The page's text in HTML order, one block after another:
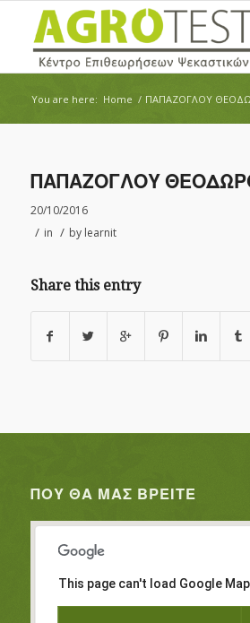
You are here: Home / ΠΑΠΑΖΟΓΛΟΥ
ΠΑΠΑΖΟΓΛΟΥ
20/10/2016
/ in / by learnit
Share this entry
ΠΟΥ ΘΑ ΜΑΣ ΒΡΕΊΤΕ
This page can't load Google